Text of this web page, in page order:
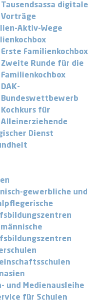
Tausendsassa digitale
Vorträge
Aktiv-Wege
Erste Familienkochbox
Zweite Runde für die
Familienkochbox
DAK-
Bundeswettbewerb
Kochkurs für
Alleinerziehende
Dienst
gewerbliche und
und Medienausleihe
für Schulen